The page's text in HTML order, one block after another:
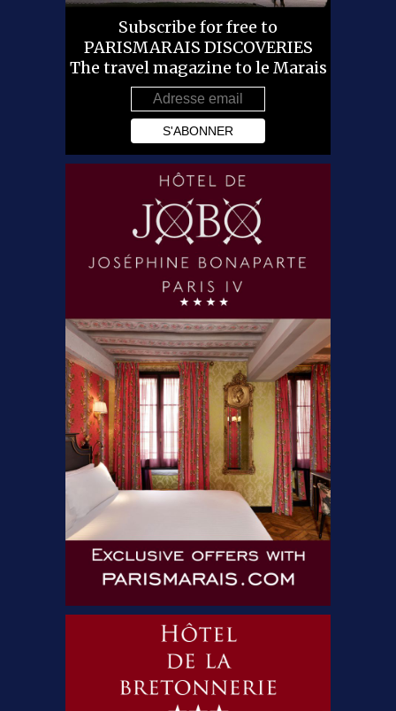
Subscribe for free to
PARISMARAIS DISCOVERIES
The travel magazine to le Marais